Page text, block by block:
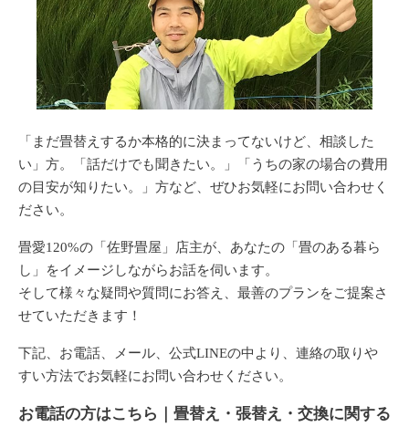
「まだ畳替えするか本格的に決まってないけど、相談した
い」 方。
「話だけでも聞きたい。」「うちの家の場合の費用
の目安が知りたい。」 方など、ぜひお気軽にお問い合わせく
ださい。
畳愛120%の「佐野畳屋」店主が、あなたの「畳のある暮ら
し」をイメージしながらお話を伺います。
そして様々な疑問や質問にお答え、最善のプランをご提案さ
せていただきます！
下記、 お電話、メール、公式LINEの中より、連絡の取りや
すい方法でお気軽にお問い合わせください。
お電話の方はこちら｜畳替え・張替え・交換に関する